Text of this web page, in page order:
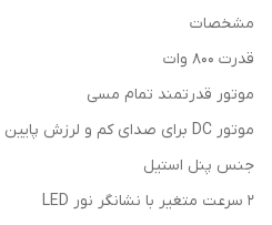
مشخصات
قدرت 800 وات
موتور قدرتمند تمام مسی
موتور DC برای صدای کم و لرزش پایین
جنس پنل استیل
2 سرعت متغیر با نشانگر نور LED